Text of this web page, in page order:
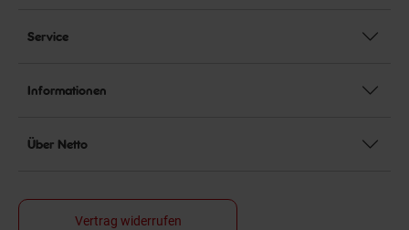
Service
Informationen
Über Netto
Vertrag widerrufen